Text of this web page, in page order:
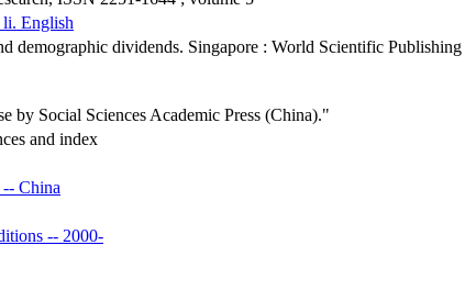
li. English
demographic dividends. Singapore : World Scientific
by Social Sciences Academic Press (China)."
and index
China
-- 2000-